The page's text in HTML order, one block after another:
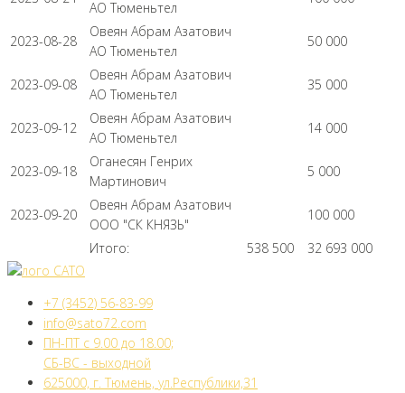
АО Тюменьтел
2023-08-28
Овеян Абрам Азатович
АО Тюменьтел
50 000
2023-09-08
Овеян Абрам Азатович
АО Тюменьтел
35 000
2023-09-12
Овеян Абрам Азатович
АО Тюменьтел
14 000
2023-09-18
Оганесян Генрих
Мартинович
5 000
2023-09-20
Овеян Абрам Азатович
ООО "СК КНЯЗЬ"
100 000
Итого:
538 500 32 693 000
+7 (3452) 56-83-99
info@sato72.com
ПН-ПТ с 9.00 до 18.00;
СБ-ВС - выходной
625000, г. Тюмень, ул.Республики,31